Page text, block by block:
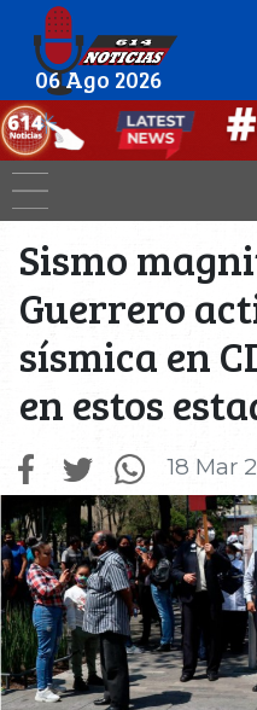
06 Ago 2026
Sismo
Guerrero
sísmica en
en estos
18 Mar